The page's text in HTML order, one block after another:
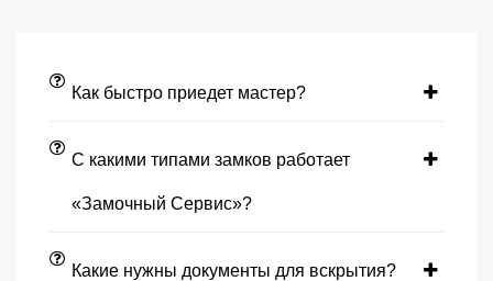
Как быстро приедет мастер?
С какими типами замков работает
«Замочный Сервис»?
Какие нужны документы для вскрытия?